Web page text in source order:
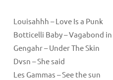
Louisahhh – Love Is a Punk
Botticelli Baby – Vagabond
Gengahr – Under The Skin
Dvsn – She said
Les Gammas – See the sun